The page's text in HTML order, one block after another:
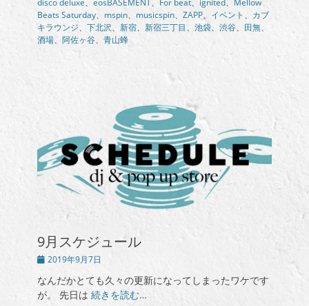
リ
ー
Beats Saturday、 mspin、 musicspin、 ZAPP、 イベント 、 カブ
キラウンジ、 下北沢、 新宿、 新宿三丁目、 池袋、 渋谷、 田無、
酒場、 阿佐ヶ谷、 青山蜂
9月スケジュール
投
日
2019年9月7日
なんだかとても久々の更新になってしまったワケです
が。 先日は 続きを読む…